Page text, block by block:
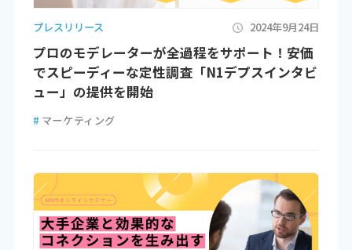
プレスリリース 2024年9月24日
プロのモデレーターが全過程をサポート！安価
でスピーディーな定性調査「N1デプスインタビ
ュー」の提供を開始
# マーケティング